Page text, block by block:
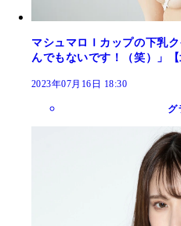
マシュマロＩカップの下乳
んでもないです！（笑）」
2023年07月16日 18:30
グ